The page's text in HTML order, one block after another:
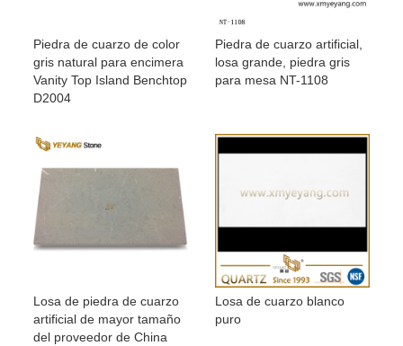
Piedra de cuarzo de color
gris natural para encimera
Vanity Top Island Benchtop
D2004
Piedra de cuarzo artificial,
losa grande, piedra gris
para mesa NT-1108
Losa de piedra de cuarzo
artificial de mayor tamaño
del proveedor de China
Losa de cuarzo blanco
puro